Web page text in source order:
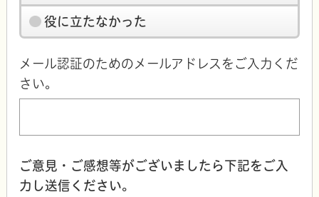
役に立たなかった
メール認証のためのメールアドレスをご入力くだ
さい。
ご意見・ご感想等がございましたら下記をご入
力し送信ください。